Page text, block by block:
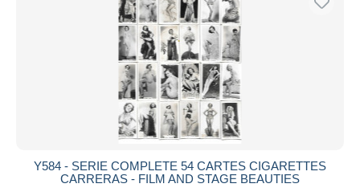
Y584 - SERIE COMPLETE 54 CARTES CIGARETTES
CARRERAS - FILM AND STAGE BEAUTIES